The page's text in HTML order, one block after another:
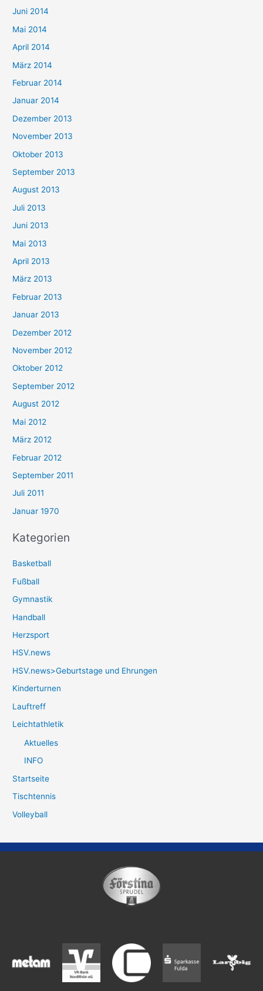
Juni 2014
Mai 2014
April 2014
März 2014
Februar 2014
Januar 2014
Dezember 2013
November 2013
Oktober 2013
September 2013
August 2013
Juli 2013
Juni 2013
Mai 2013
April 2013
März 2013
Februar 2013
Januar 2013
Dezember 2012
November 2012
Oktober 2012
September 2012
August 2012
Mai 2012
März 2012
Februar 2012
September 2011
Juli 2011
Januar 1970
Kategorien
Basketball
Fußball
Gymnastik
Handball
Herzsport
HSV.news
HSV.news>Geburtstage und Ehrungen
Kinderturnen
Lauftreff
Leichtathletik
Aktuelles
INFO
Startseite
Tischtennis
Volleyball